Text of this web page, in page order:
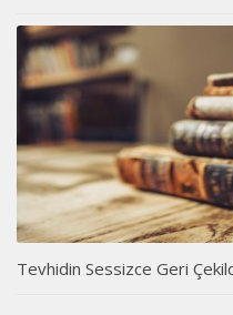
Tevhidin Sessizce Geri